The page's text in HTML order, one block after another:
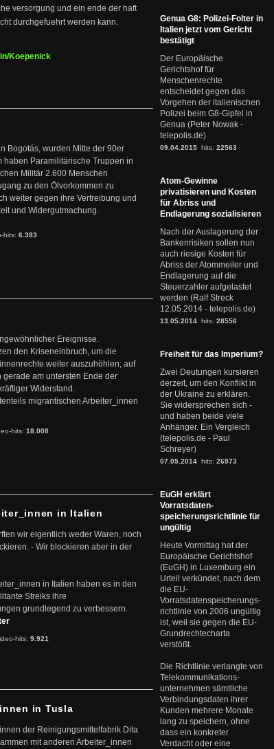
versorgung und ein ende der haft
durchgefuehrt werden kann.
Koepenick
Bogotás, wurden Mitte der 90er
haben Paramilitärische Truppen in
Militär 2.600 Menschen
zu den Ölvorkommen zu
weiter gegen ihre Vertreibung und
und Widergutmachung.
hits: 6.383
Ereignisse.
den Kriseneinbruch, um die
weiter auszuhöhlen; auf
am untersten Ende der
Widerstand.
migrantischen Arbeiter_innen
hits: 18.008
in Italien
wir eigentlich weder Waren, noch
- Wir blockieren aber in der
in Italien haben es in den
Streiks ihre
grundlegend zu verbessern.
hits: 9.921
in Tusla
der Reinigungsmittelfabrik Dita
mit anderen Arbeiter_innen
Genua G8: Polizei-Folter in
Italien jetzt vom Gericht
bestätigt
Der Europäische
Gerichtshof für
Menschenrechte
entscheidet gegen das
Vorgehen der italienischen
Polizei beim G8-Gipfel in
Genua (Peter Nowak -
telepolis.de)
09.04.2015 hits: 22563
Atom-Gewinne
privatisieren und Kosten
für Abriss und
Endlagerung sozialisieren
Nach der Auslagerung der
Bankenrisiken sollen nun
auch riesige Kosten für
Abriss der Atommeiler und
Endlagerung auf die
Steuerzahler aufgelastet
werden (Ralf Streck
12.05.2014 - telepolis.de)
13.05.2014 hits: 28556
Freiheit für das Imperium?
Zwei Deutungen kursieren
derzeit, um den Konflikt in
der Ukraine zu erklären.
Sie widersprechen sich -
und haben beide viele
Anhänger. Ein Vergleich
(telepolis.de - Paul
Schreyer)
07.05.2014 hits: 26973
EuGH erklärt
Vorratsdaten-
speicherungsrichtlinie für
ungültig
Heute Vormittag hat der
Europäische Gerichtshof
(EuGH) in Luxemburg ein
Urteil verkündet, nach dem
die EU-
Vorratsdatenspeicherungs-
richtlinie von 2006 ungültig
ist, weil sie gegen die EU-
Grundrechtecharta
verstößt.
Die Richtlinie verlangte von
Telekommunikations-
unternehmen sämtliche
Verbindungsdaten ihrer
Kunden mehrere Monate
lang zu speichern, ohne
dass ein konkreter
Verdacht oder eine